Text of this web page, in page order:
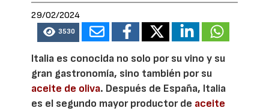
29/02/2024
3530
Italia es conocida no solo por su vino y su
gran gastronomía, sino también por su
aceite de oliva. Después de España, Italia
es el segundo mayor productor de aceite